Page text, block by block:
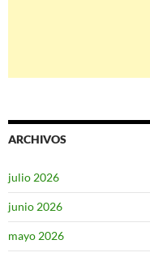
ARCHIVOS
julio 2026
junio 2026
mayo 2026